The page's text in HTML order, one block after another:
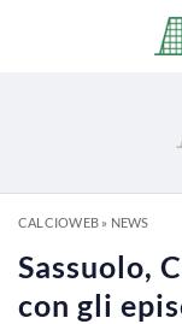
CALCIOWEB» NEWS
Sassuolo,
con gli